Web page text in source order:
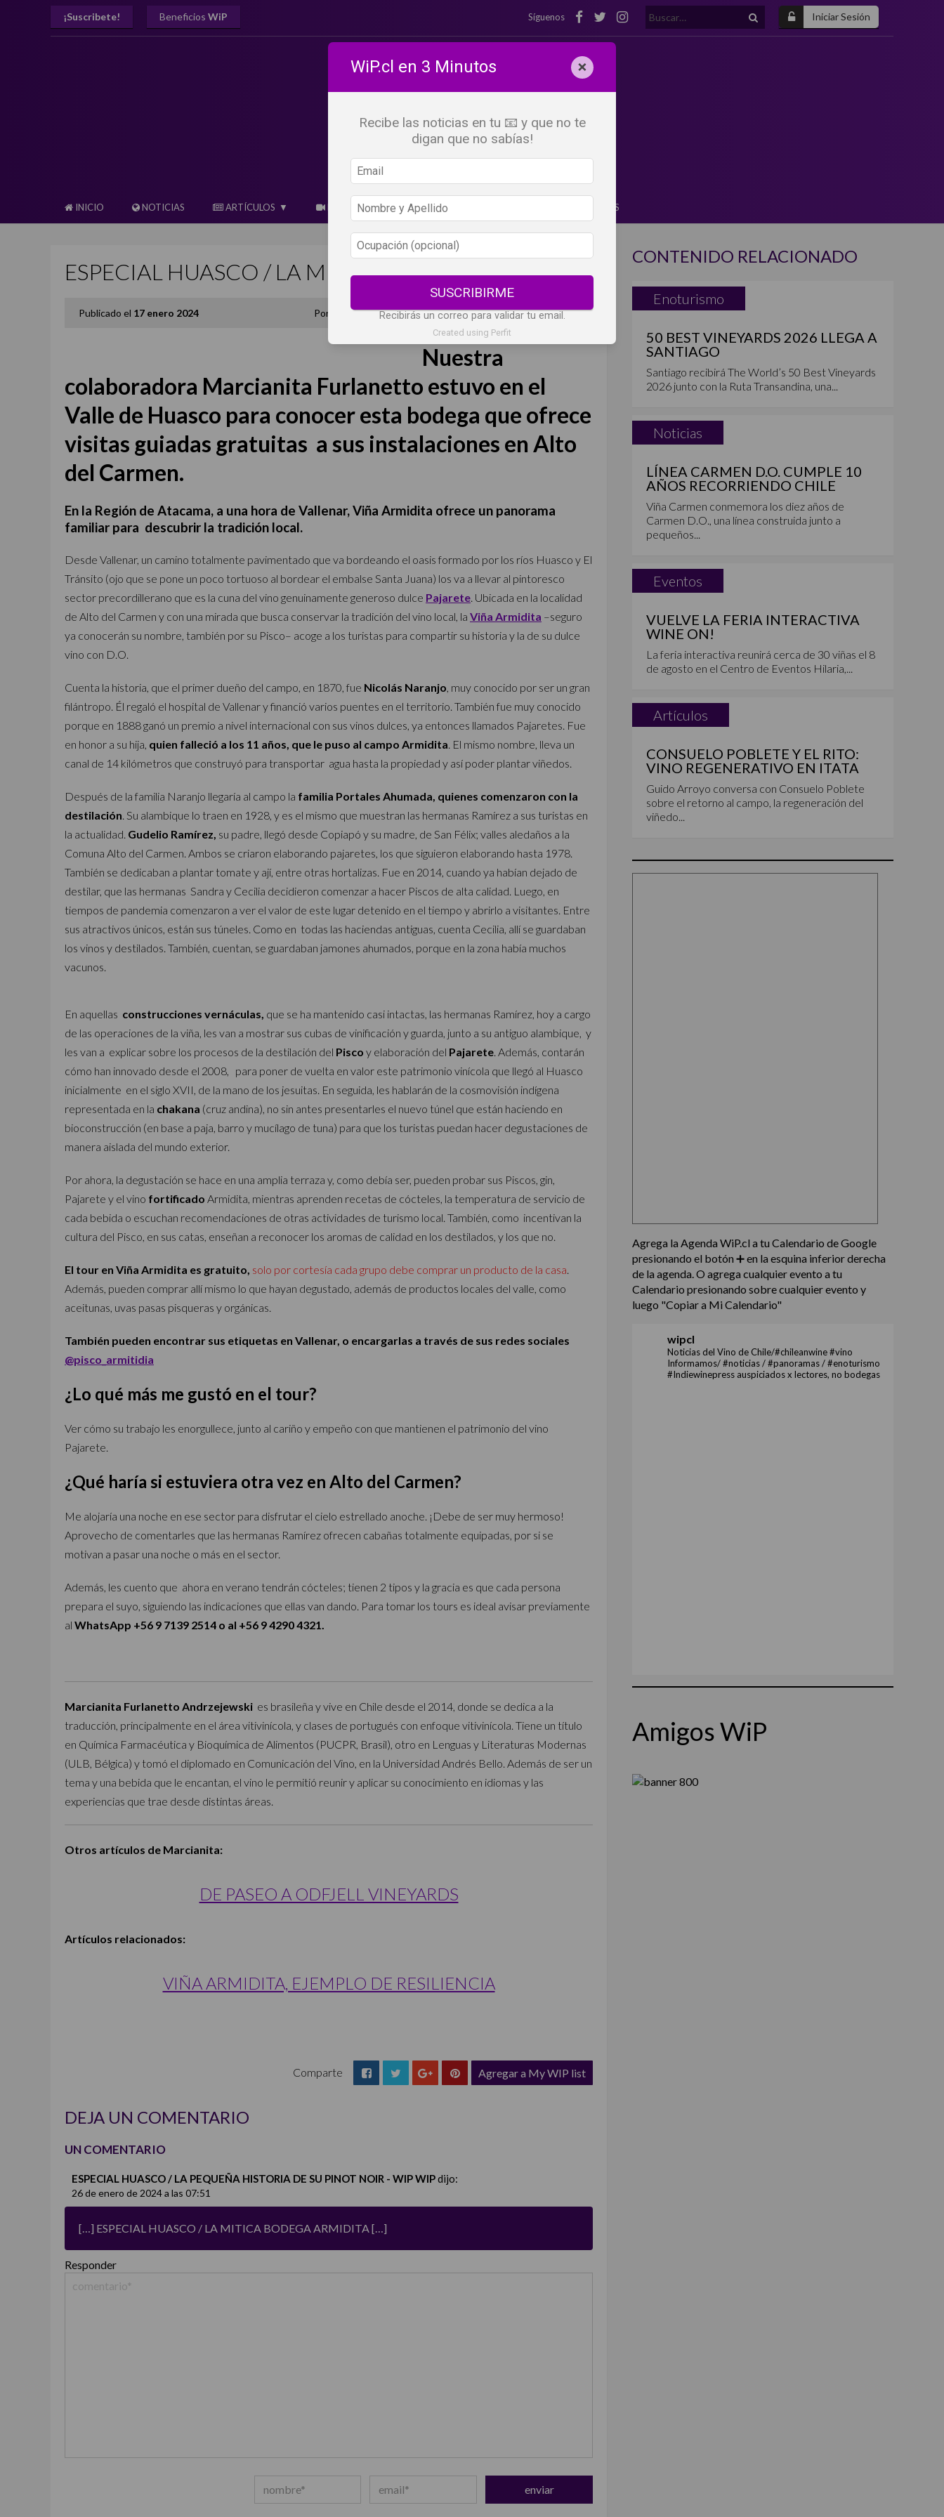
Iniciar Sesión
¡Suscribete! Beneficios WiP Buscar:
Síguenos
INICIO NOTICIAS ARTÍCULOS BEBER X LOS OJOS GLOSARIO DEL VINO PANORAMAS
ESPECIAL HUASCO / LA MITICA BODEGA ARMIDITA
Publicado el 17 enero 2024 Por Marcianita Furlanetto Andrzejewski @letrasdovinho
Nuestra
colaboradora Marcianita Furlanetto estuvo en el
Valle de Huasco para conocer esta bodega que ofrece
visitas guiadas gratuitas a sus instalaciones en Alto
del Carmen.
En la Región de Atacama, a una hora de Vallenar, Viña Armidita ofrece un panorama
familiar para descubrir la tradición local.
Desde Vallenar, un camino totalmente pavimentado que va bordeando el oasis formado por los ríos Huasco y El
Tránsito (ojo que se pone un poco tortuoso al bordear el embalse Santa Juana) los va a llevar al pintoresco
sector precordillerano que es la cuna del vino genuinamente generoso dulce Pajarete. Ubicada en la localidad
de Alto del Carmen y con una mirada que busca conservar la tradición del vino local, la Viña Armidita –seguro
ya conocerán su nombre, también por su Pisco– acoge a los turistas para compartir su historia y la de su dulce
vino con D.O.
Cuenta la historia, que el primer dueño del campo, en 1870, fue Nicolás Naranjo, muy conocido por ser un gran
filántropo. Él regaló el hospital de Vallenar y financió varios puentes en el territorio. También fue muy conocido
porque en 1888 ganó un premio a nivel internacional con sus vinos dulces, ya entonces llamados Pajaretes. Fue
en honor a su hija, quien falleció a los 11 años, que le puso al campo Armidita. El mismo nombre, lleva un
canal de 14 kilómetros que construyó para transportar agua hasta la propiedad y así poder plantar viñedos.
Después de la familia Naranjo llegaría al campo la familia Portales Ahumada, quienes comenzaron con la
destilación. Su alambique lo traen en 1928, y es el mismo que muestran las hermanas Ramírez a sus turistas en
la actualidad. Gudelio Ramírez, su padre, llegó desde Copiapó y su madre, de San Félix; valles aledaños a la
Comuna Alto del Carmen. Ambos se criaron elaborando pajaretes, los que siguieron elaborando hasta 1978.
También se dedicaban a plantar tomate y ají, entre otras hortalizas. Fue en 2014, cuando ya habían dejado de
destilar, que las hermanas Sandra y Cecilia decidieron comenzar a hacer Piscos de alta calidad. Luego, en
tiempos de pandemia comenzaron a ver el valor de este lugar detenido en el tiempo y abrirlo a visitantes. Entre
sus atractivos únicos, están sus túneles. Como en todas las haciendas antiguas, cuenta Cecilia, allí se guardaban
los vinos y destilados. También, cuentan, se guardaban jamones ahumados, porque en la zona había muchos
vacunos.
En aquellas construcciones vernáculas, que se ha mantenido casi intactas, las hermanas Ramírez, hoy a cargo
de las operaciones de la viña, les van a mostrar sus cubas de vinificación y guarda, junto a su antiguo alambique, y
les van a explicar sobre los procesos de la destilación del Pisco y elaboración del Pajarete. Además, contarán
cómo han innovado desde el 2008, para poner de vuelta en valor este patrimonio vinícola que llegó al Huasco
inicialmente en el siglo XVII, de la mano de los jesuitas. En seguida, les hablarán de la cosmovisión indígena
representada en la chakana (cruz andina), no sin antes presentarles el nuevo túnel que están haciendo en
bioconstrucción (en base a paja, barro y mucílago de tuna) para que los turistas puedan hacer degustaciones de
manera aislada del mundo exterior.
Por ahora, la degustación se hace en una amplia terraza y, como debía ser, pueden probar sus Piscos, gin,
Pajarete y el vino fortificado Armidita, mientras aprenden recetas de cócteles, la temperatura de servicio de
cada bebida o escuchan recomendaciones de otras actividades de turismo local. También, como incentivan la
cultura del Pisco, en sus catas, enseñan a reconocer los aromas de calidad en los destilados, y los que no.
El tour en Viña Armidita es gratuito, solo por cortesía cada grupo debe comprar un producto de la casa.
Además, pueden comprar allí mismo lo que hayan degustado, además de productos locales del valle, como
aceitunas, uvas pasas pisqueras y orgánicas.
También pueden encontrar sus etiquetas en Vallenar, o encargarlas a través de sus redes sociales
@pisco_armitidia
¿Lo qué más me gustó en el tour?
Ver cómo su trabajo les enorgullece, junto al cariño y empeño con que mantienen el patrimonio del vino
Pajarete.
¿Qué haría si estuviera otra vez en Alto del Carmen?
Me alojaría una noche en ese sector para disfrutar el cielo estrellado anoche. ¡Debe de ser muy hermoso!
Aprovecho de comentarles que las hermanas Ramírez ofrecen cabañas totalmente equipadas, por si se
motivan a pasar una noche o más en el sector.
Además, les cuento que ahora en verano tendrán cócteles; tienen 2 tipos y la gracia es que cada persona
prepara el suyo, siguiendo las indicaciones que ellas van dando. Para tomar los tours es ideal avisar previamente
al WhatsApp +56 9 7139 2514 o al +56 9 4290 4321.
Marcianita Furlanetto Andrzejewski es brasileña y vive en Chile desde el 2014, donde se dedica a la
traducción, principalmente en el área vitivinícola, y clases de portugués con enfoque vitivinícola. Tiene un título
en Química Farmacéutica y Bioquímica de Alimentos (PUCPR, Brasil), otro en Lenguas y Literaturas Modernas
(ULB, Bélgica) y tomó el diplomado en Comunicación del Vino, en la Universidad Andrés Bello. Además de ser un
tema y una bebida que le encantan, el vino le permitió reunir y aplicar su conocimiento en idiomas y las
experiencias que trae desde distintas áreas.
Otros artículos de Marcianita:
DE PASEO A ODFJELL VINEYARDS
Artículos relacionados:
VIÑA ARMIDITA, EJEMPLO DE RESILIENCIA
Comparte Agregar a My WIP list
DEJA UN COMENTARIO
UN COMENTARIO
ESPECIAL HUASCO / LA PEQUEÑA HISTORIA DE SU PINOT NOIR - WIP WIPdijo:
26 de enero de 2024 a las 07:51
[…] ESPECIAL HUASCO / LA MITICA BODEGA ARMIDITA […]
Responder
CONTENIDO RELACIONADO
Enoturismo
50 BEST VINEYARDS 2026 LLEGA A
SANTIAGO
Santiago recibirá The World’s 50 Best Vineyards
2026 junto con la Ruta Transandina, una...
Noticias
LÍNEA CARMEN D.O. CUMPLE 10
AÑOS RECORRIENDO CHILE
Viña Carmen conmemora los diez años de
Carmen D.O., una línea construida junto a
pequeños...
Eventos
VUELVE LA FERIA INTERACTIVA
WINE ON!
La feria interactiva reunirá cerca de 30 viñas el 8
de agosto en el Centro de Eventos Hilaria,...
Artículos
CONSUELO POBLETE Y EL RITO:
VINO REGENERATIVO EN ITATA
Guido Arroyo conversa con Consuelo Poblete
sobre el retorno al campo, la regeneración del
viñedo...
Agrega la Agenda WiP.cl a tu Calendario de Google
presionando el botón ➕ en la esquina inferior derecha
de la agenda. O agrega cualquier evento a tu
Calendario presionando sobre cualquier evento y
luego "Copiar a Mi Calendario"
wipcl
Noticias del Vino de Chile/#chileanwine #vino
Informamos/ #noticias / #panoramas / #enoturismo
#Indiewinepress auspiciados x lectores, no bodegas
Amigos WiP
WiP.cl en 3 Minutos ×
Recibe las noticias en tu 📧 y que no te
digan que no sabías!
SUSCRIBIRME
Recibirás un correo para validar tu email.
Created using Perfit